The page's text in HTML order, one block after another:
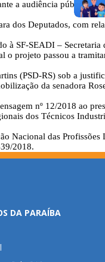
a audiência pública
dos Deputados, com
à SF-SEADI – Secretaria
o projeto passou a
(PSD-RS) sob a
da senadora
nº 12/2018 ao
dos Técnicos
Nacional das Profissões
2018.
DA PARAÍBA